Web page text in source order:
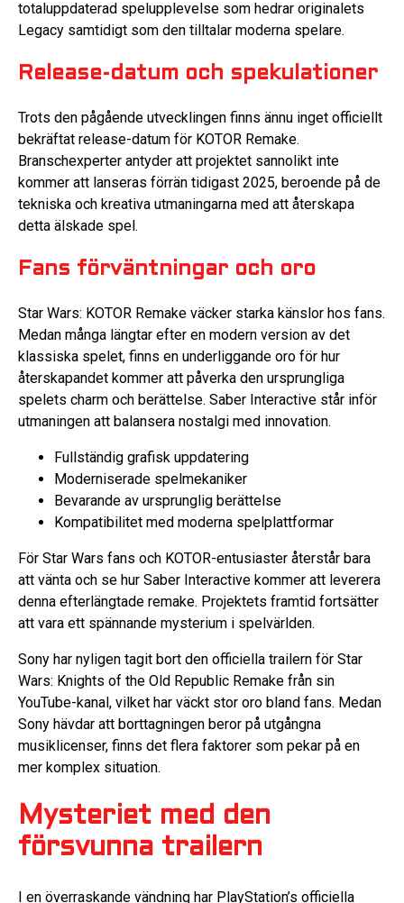
totaluppdaterad spelupplevelse som hedrar originalets
Legacy samtidigt som den tilltalar moderna spelare.
Release-datum och spekulationer
Trots den pågående utvecklingen finns ännu inget officiellt
bekräftat release-datum för KOTOR Remake.
Branschexperter antyder att projektet sannolikt inte
kommer att lanseras förrän tidigast 2025, beroende på de
tekniska och kreativa utmaningarna med att återskapa
detta älskade spel.
Fans förväntningar och oro
Star Wars: KOTOR Remake väcker starka känslor hos fans.
Medan många längtar efter en modern version av det
klassiska spelet, finns en underliggande oro för hur
återskapandet kommer att påverka den ursprungliga
spelets charm och berättelse. Saber Interactive står inför
utmaningen att balansera nostalgi med innovation.
Fullständig grafisk uppdatering
Moderniserade spelmekaniker
Bevarande av ursprunglig berättelse
Kompatibilitet med moderna spelplattformar
För Star Wars fans och KOTOR-entusiaster återstår bara
att vänta och se hur Saber Interactive kommer att leverera
denna efterlängtade remake. Projektets framtid fortsätter
att vara ett spännande mysterium i spelvärlden.
Sony har nyligen tagit bort den officiella trailern för Star
Wars: Knights of the Old Republic Remake från sin
YouTube-kanal, vilket har väckt stor oro bland fans. Medan
Sony hävdar att borttagningen beror på utgångna
musiklicenser, finns det flera faktorer som pekar på en
mer komplex situation.
Mysteriet med den
försvunna trailern
I en överraskande vändning har PlayStation’s officiella